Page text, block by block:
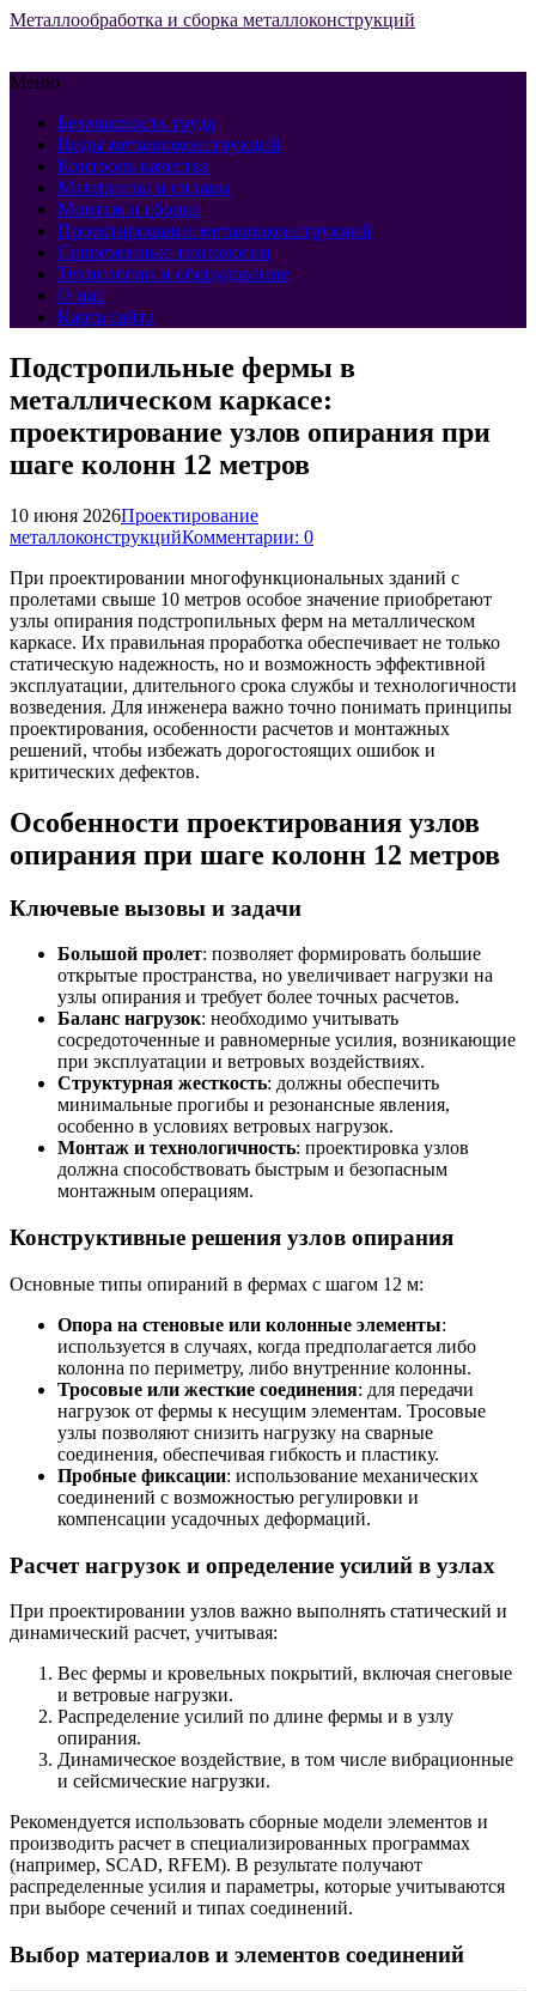
Металлообработка и сборка металлоконструкций
Меню
Безопасность труда
Виды металлоконструкций
Контроль качества
Материалы и сплавы
Монтаж и сборка
Проектирование металлоконструкций
Современные технологии
Технологии и оборудование
О нас
Карта сайта
Подстропильные фермы в
металлическом каркасе:
проектирование узлов опирания при
шаге колонн 12 метров
10 июня 2026Проектирование
металлоконструкцийКомментарии: 0
При проектировании многофункциональных зданий с
пролетами свыше 10 метров особое значение приобретают
узлы опирания подстропильных ферм на металлическом
каркасе. Их правильная проработка обеспечивает не только
статическую надежность, но и возможность эффективной
эксплуатации, длительного срока службы и технологичности
возведения. Для инженера важно точно понимать принципы
проектирования, особенности расчетов и монтажных
решений, чтобы избежать дорогостоящих ошибок и
критических дефектов.
Особенности проектирования узлов
опирания при шаге колонн 12 метров
Ключевые вызовы и задачи
Большой пролет: позволяет формировать большие
открытые пространства, но увеличивает нагрузки на
узлы опирания и требует более точных расчетов.
Баланс нагрузок: необходимо учитывать
сосредоточенные и равномерные усилия, возникающие
при эксплуатации и ветровых воздействиях.
Структурная жесткость: должны обеспечить
минимальные прогибы и резонансные явления,
особенно в условиях ветровых нагрузок.
Монтаж и технологичность: проектировка узлов
должна способствовать быстрым и безопасным
монтажным операциям.
Конструктивные решения узлов опирания
Основные типы опираний в фермах с шагом 12 м:
Опора на стеновые или колонные элементы:
используется в случаях, когда предполагается либо
колонна по периметру, либо внутренние колонны.
Тросовые или жесткие соединения: для передачи
нагрузок от фермы к несущим элементам. Тросовые
узлы позволяют снизить нагрузку на сварные
соединения, обеспечивая гибкость и пластику.
Пробные фиксации: использование механических
соединений с возможностью регулировки и
компенсации усадочных деформаций.
Расчет нагрузок и определение усилий в узлах
При проектировании узлов важно выполнять статический и
динамический расчет, учитывая:
Вес фермы и кровельных покрытий, включая снеговые
и ветровые нагрузки.
Распределение усилий по длине фермы и в узлу
опирания.
Динамическое воздействие, в том числе вибрационные
и сейсмические нагрузки.
Рекомендуется использовать сборные модели элементов и
производить расчет в специализированных программах
(например, SCAD, RFEM). В результате получают
распределенные усилия и параметры, которые учитываются
при выборе сечений и типах соединений.
Выбор материалов и элементов соединений